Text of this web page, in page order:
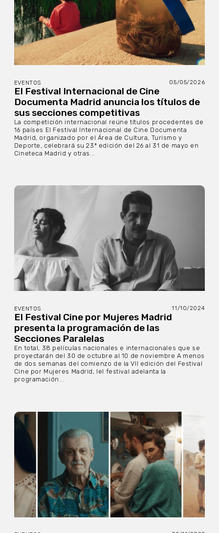
EVENTOS 05/05/2026
El Festival Internacional de Cine
Documenta Madrid anuncia los títulos de
sus secciones competitivas
La competición internacional reúne títulos procedentes de
16 países El Festival Internacional de Cine Documenta
Madrid, organizado por el Área de Cultura, Turismo y
Deporte, celebrará su 23ª edición del 26 al 31 de mayo en
Cineteca Madrid y otras...
EVENTOS 11/10/2024
El Festival Cine por Mujeres Madrid
presenta la programación de las
Secciones Paralelas
En total, 38 películas nacionales e internacionales que se
proyectarán del 30 de octubre al 10 de noviembre A menos
de dos semanas del comienzo de la VII edición del Festival
Cine por Mujeres Madrid, lel festival adelanta la
programación...